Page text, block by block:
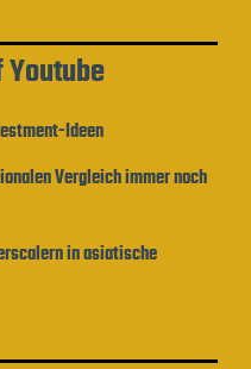
Youtube
Ideen
Vergleich immer noch
in asiatische